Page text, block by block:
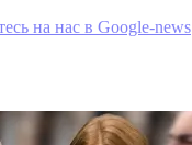
на наc в Google-news